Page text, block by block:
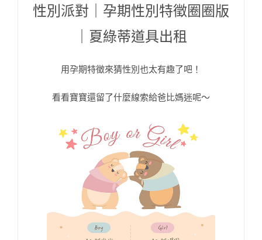
性別派對｜孕期性別特徵圈圈版
｜夏綠蒂道具出租
用孕期特徵來猜性別也太有趣了吧！
看看寶寶還留了什麼線索給爸比媽迷呢～